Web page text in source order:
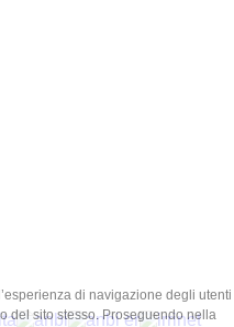
di navigazione degli utenti
del sito stesso. Proseguendo nella